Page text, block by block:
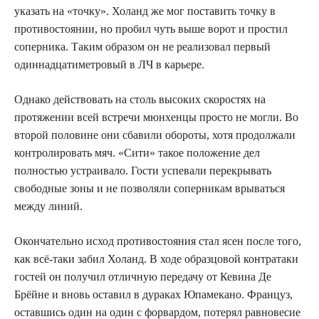
указать на «точку». Холанд же мог поставить точку в
противостоянии, но пробил чуть выше ворот и простил
соперника. Таким образом он не реализовал первый
одиннадцатиметровый в ЛЧ в карьере.
Однако действовать на столь высоких скоростях на
протяжении всей встречи мюнхенцы просто не могли. Во
второй половине они сбавили обороты, хотя продолжали
контролировать мяч. «Сити» такое положение дел
полностью устраивало. Гости успевали перекрывать
свободные зоны и не позволяли соперникам врываться
между линий.
Окончательно исход противостояния стал ясен после того,
как всё-таки забил Холанд. В ходе образцовой контратаки
гостей он получил отличную передачу от Кевина Де
Брёйне и вновь оставил в дураках Юпамекано. Француз,
оставшись один на один с форвардом, потерял равновесие